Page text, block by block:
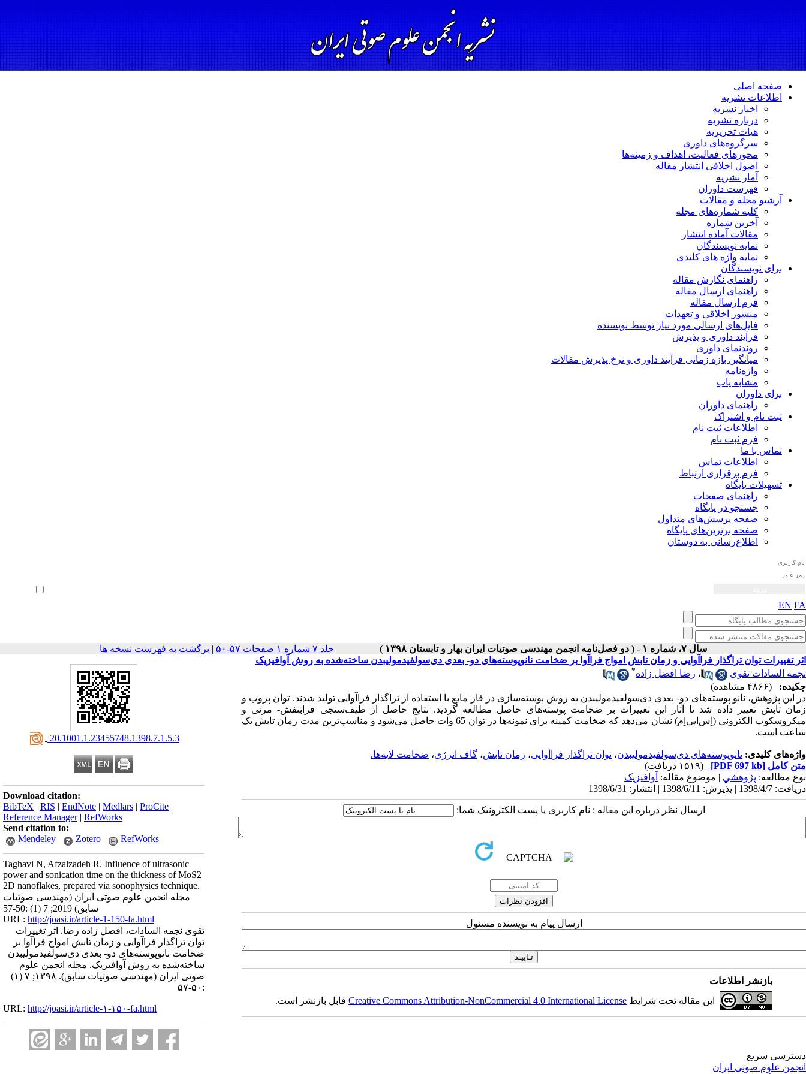
صفحه اصلی
اطلاعات نشریه
اخبار نشریه
درباره نشریه
هیات تحریریه
سرگروه‌های داوری
محورهای فعالیت، اهداف و زمینه‌ها
اصول اخلاقی انتشار مقاله
آمار نشریه
فهرست داوران
آرشیو مجله و مقالات
کلیه شماره‌های مجله
آخرین شماره
مقالات آماده انتشار
نمایه نویسندگان
نمایه واژه های کلیدی
برای نویسندگان
راهنمای نگارش مقاله
راهنمای ارسال مقاله
فرم ارسال مقاله
منشور اخلاقی و تعهدات
فایل‌های ارسالی مورد نیاز توسط نویسنده
فرآیند داوری و پذیرش
روندنمای داوری
میانگین بازه زمانی فرآیند داوری و نرخ پذیرش مقالات
واژه‌نامه
مشابه یاب
برای داوران
راهنمای داوران
ثبت نام و اشتراک
اطلاعات ثبت نام
فرم ثبت نام
تماس با ما
اطلاعات تماس
فرم برقراری ارتباط
تسهیلات پایگاه
راهنمای صفحات
جستجو در پایگاه
صفحه پرسش‌های متداول
صفحه برترین‌های پایگاه
اطلاع‌رسانی به دوستان
EN FA
سال ۷، شماره ۱ - ( دو فصل‌نامه انجمن مهندسی صوتیات ايران بهار و تابستان ۱۳۹۸ ) جلد ۷ شماره ۱ صفحات ۵۷-۵۰ | برگشت به فهرست نسخه ها
‎ 20.1001.1.23455748.1398.7.1.5.3
Download citation:
BibTeX | RIS | EndNote | Medlars | ProCite |
Reference Manager| RefWorks
Send citation to:
Mendeley
Zotero RefWorks
Taghavi N, Afzalzadeh R. Influence of ultrasonic
power and sonication time on the thickness of MoS2
2D nanoflakes, prepared via sonophysics technique.
مجله انجمن علوم صوتی ایران (مهندسی صوتیات
سابق) 2019; 7 (1) :50-57
URL: http://joasi.ir/article-1-150-fa.html
تقوی نجمه السادات، افضل زاده رضا. اثر تغییرات
توان تراگذار فراآوایی و زمان تابش امواج فراآوا بر
ضخامت نانوپوسته‌های دو- بعدی دی‌سولفیدمولیبدن
ساخته‌شده به روش آوافیزیک. مجله انجمن علوم
صوتی ایران (مهندسی صوتیات سابق). ۱۳۹۸; ۷ (۱)
:۵۰-۵۷
URL: http://joasi.ir/article-۱-۱۵۰-fa.html
اثر تغییرات توان تراگذار فراآوایی و زمان تابش امواج فراآوا بر ضخامت نانوپوسته‌های دو- بعدی دی‌سولفیدمولیبدن ساخته‌شده به روش آوافیزیک
نجمه السادات تقوی
، رضا افضل زاده*
چکیده:
(۴۸۶۶ مشاهده)
در این پژوهش، نانو پوسته‌های دو- بعدی دی‌سولفیدمولیبدن به روش پوسته‌سازی در فاز مایع با استفاده از تراگذار فراآوایی تولید شدند. توان پروب و
زمان تابش تغییر داده شد تا آثار این تغییرات بر ضخامت پوسته‌های حاصل مطالعه گردید. نتایج حاصل از طیف‌سنجی فرابنفش- مرئی و
میکروسکوپ الکترونی ( اِس‌ایی‌اِم)
نشان می‌دهد که ضخامت کمینه برای نمونه‌ها در توان 65 وات حاصل می‌شود و مناسب‌ترین مدت زمان تابش یک
ساعت است.
واژه‌های کلیدی: نانوپوسته‌های دی‌سولفیدمولیبدن، توان تراگذار فراآوایی، زمان تابش، گاف انرژی، ضخامت لایه‌ها.
متن کامل [PDF 697 kb]
(۱۵۱۹ دریافت)
نوع مطالعه: پژوهشي | موضوع مقاله: آوافیزیک
دریافت: 1398/4/7 | پذیرش: 1398/6/11 | انتشار: 1398/6/31
ارسال نظر درباره این مقاله : نام کاربری یا پست الکترونیک شما:
ارسال پیام به نویسنده مسئول
بازنشر اطلاعات
این مقاله تحت شرایط Creative Commons Attribution-NonCommercial 4.0 International Licenseقابل بازنشر است.
دسترسی سریع
انجمن علوم صوتی ایران